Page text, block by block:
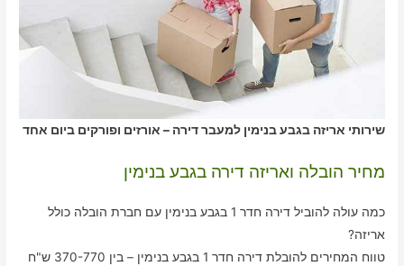
שירותי אריזה בגבע בנימין למעבר דירה – אורזים ופורקים ביום אחד
מחיר הובלה ואריזה דירה בגבע בנימין
כמה עולה להוביל דירה חדר 1 בגבע בנימין עם חברת הובלה כולל
אריזה?
טווח המחירים להובלת דירה חדר 1 בגבע בנימין – בין 370-770 ש"ח